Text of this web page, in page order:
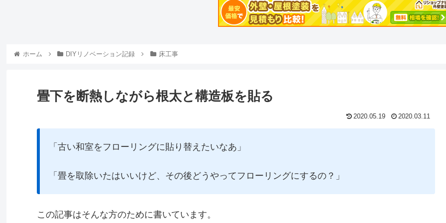
ホーム DIYリノベーション記録 床工事
畳下を断熱しながら根太と構造板を貼る
2020.05.19 2020.03.11
「古い和室をフローリングに貼り替えたいなあ」
「畳を取除いたはいいけど、その後どうやってフローリングにするの？」
この記事はそんな方のために書いています。